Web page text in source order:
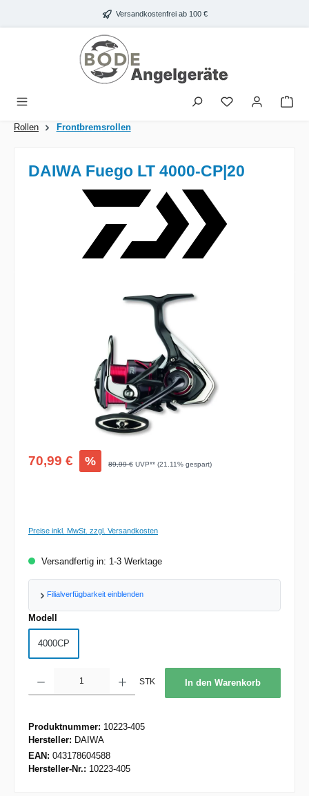
Zum Hauptinhalt springen Versandkostenfrei ab 100 €
Rollen Frontbremsrollen
DAIWA Fuego LT 4000-CP|20
Verkaufspreis:
70,99 € % Regulärer Preis:
89,99 € UVP** (21.11% gespart)
Preise inkl. MwSt. zzgl. Versandkosten
Versandfertig in: 1-3 Werktage
Filialverfügbarkeit einblenden
Modell
4000CP
STK In den Warenkorb
Produktnummer: 10223-405
Hersteller: DAIWA
EAN: 043178604588
Hersteller-Nr.: 10223-405